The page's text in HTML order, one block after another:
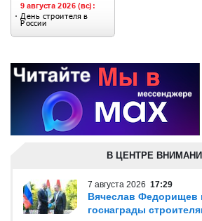
В ЦЕНТРЕ
7 августа 2026 17:29
Вячеслав Федорищев
госнаграды